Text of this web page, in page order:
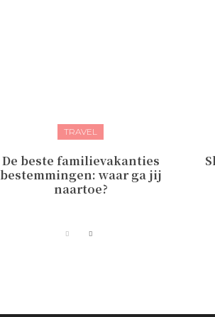
TRAVEL
De beste familievakanties
bestemmingen: waar ga jij
naartoe?